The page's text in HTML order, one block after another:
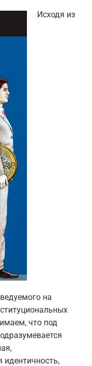
Исходя из
на
что под
идентичность,